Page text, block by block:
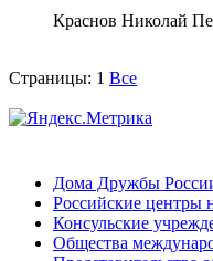
Краснов Николай
Страницы: 1 Все
Дома Дружбы
Российские центры
Консульские
Общества